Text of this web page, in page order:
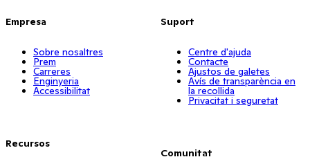
Empresa
Sobre nosaltres
Prem
Carreres
Enginyeria
Accessibilitat
Recursos
Suport
Centre d'ajuda
Contacte
Ajustos de galetes
Avís de transparència en
la recollida
Privacitat i seguretat
Comunitat